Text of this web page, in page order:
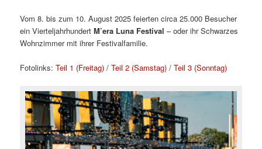
Vom 8. bis zum 10. August 2025 feierten circa 25.000 Besucher
ein VierteljahrhundertM’era Luna Festival – oder ihr Schwarzes
Wohnzimmer mit ihrer Festivalfamilie.
Fotolinks:Teil 1 (Freitag) /Teil 2 (Samstag) /Teil 3 (Sonntag)